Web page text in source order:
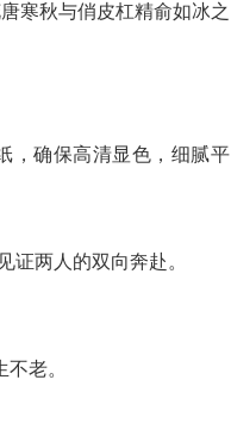
寒秋与俏皮杠精俞如冰之
，确保高清显色，细腻平
证两人的双向奔赴。
老。